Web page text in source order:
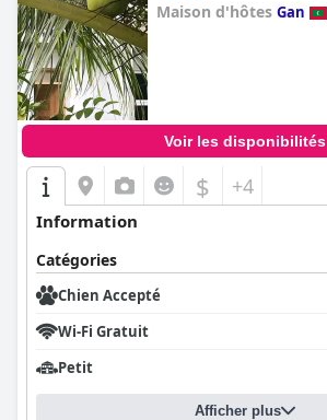
Maison d'hôtes Gan
Voir les disponibilités
$ +4
Information
Catégories
Chien Accepté
Wi-Fi Gratuit
Petit
Afficher plus